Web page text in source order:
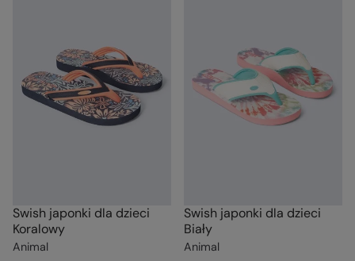
Swish japonki dla dzieci
Koralowy
Animal
Swish japonki dla dzieci
Biały
Animal